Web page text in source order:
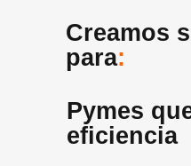
Creamos
para:
Pymes
eficiencia